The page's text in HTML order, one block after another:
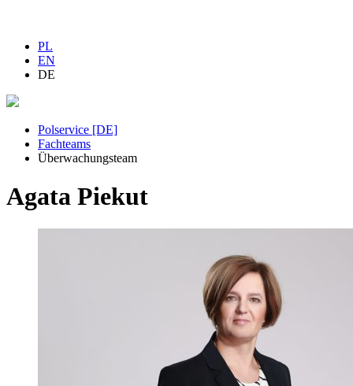
PL
EN
DE
Polservice [DE]
Fachteams
Überwachungsteam
Agata Piekut